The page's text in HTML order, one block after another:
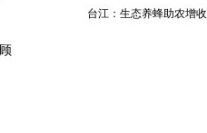
台江：生态养蜂助农增收